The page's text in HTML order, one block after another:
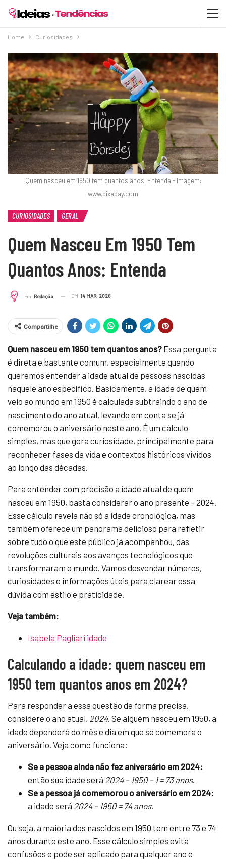
Home Curiosidades
Quem nasceu em 1950 tem quantos anos: Entenda - Imagem:
www.pixabay.com
CURIOSIDADES GERAL
Quem Nasceu Em 1950 Tem
Quantos Anos: Entenda
Por Redação EM 14 MAR, 2026
Compartilhe
Quem nasceu em 1950 tem quantos anos? Essa pergunta
é direta e bastante comum, especialmente quando
queremos entender a idade atual de pessoas nascidas
naquele ano específico. Basicamente, a idade de quem
veio ao mundo em 1950 é calculada subtraindo o ano de
nascimento do ano atual, levando em conta se já
comemorou o aniversário neste ano. É um cálculo
simples, mas que gera curiosidade, principalmente para
reconhecer fases da vida e contextos históricos vividos
ao longo das décadas.
Para entender com precisão a idade atual de quem
nasceu em 1950, basta considerar o ano presente – 2024.
Esse cálculo revela não só a idade cronológica, mas
também oferece um panorama delicioso para refletir
sobre tudo o que este público já acompanhou, das
revoluções culturais aos avanços tecnológicos que
transformaram o mundo. Vamos desvendar números,
curiosidades e informações úteis para clarear essa
dúvida com estilo e praticidade.
Veja também:
Isabela Pagliari idade
Calculando a idade: quem nasceu em
1950 tem quantos anos em 2024?
Para responder a essa questão de forma precisa,
considere o ano atual, 2024. Se alguém nasceu em 1950, a
idade dependerá do mês e dia em que se comemora o
aniversário. Veja como funciona:
Se a pessoa ainda não fez aniversário em 2024:
então sua idade será 2024 – 1950 – 1 = 73 anos.
Se a pessoa já comemorou o aniversário em 2024:
a idade será 2024 – 1950 = 74 anos.
Ou seja, a maioria dos nascidos em 1950 tem entre 73 e 74
anos durante este ano. Esse cálculo simples evita
confusões e pode ser aplicado para qualquer ano e